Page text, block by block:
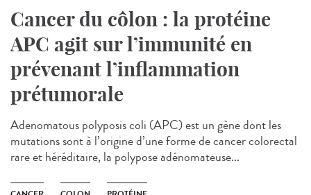
Cancer du côlon : la protéine
APC agit sur l’immunité en
prévenant l’inflammation
prétumorale
Adenomatous polyposis coli (APC) est un gène dont les
mutations sont à l’origine d’une forme de cancer colorectal
rare et héréditaire, la polypose adénomateuse...